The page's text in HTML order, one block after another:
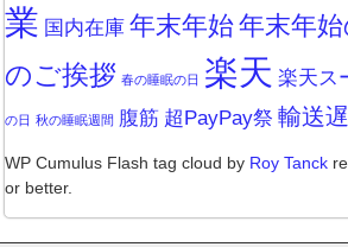
業 国内在庫 年末年始年末年
のご挨拶 春の睡眠の日 楽天 楽天ス
の日 秋の睡眠週間 腹筋 超PayPay祭 輸送
WP Cumulus Flash tag cloud by Roy Tanck
or better.